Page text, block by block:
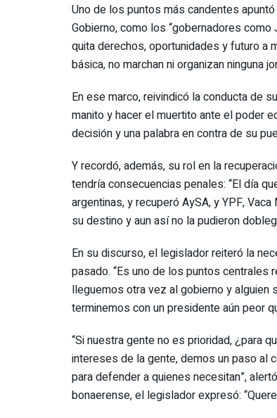
Uno de los puntos más candentes
Gobierno, como los “gobernadores
quita derechos, oportunidades y futuro a
básica, no marchan ni organizan ninguna
En ese marco, reivindicó la conducta de
manito y hacer el muertito ante el poder
decisión y una palabra en contra de su
Y recordó, además, su rol en la
tendría consecuencias penales: “El día
argentinas, y recuperó AySA, y YPF,
su destino y aun así no la pudieron
En su discurso, el legislador reiteró la
pasado. “Es uno de los puntos centrales
lleguemos otra vez al gobierno y
terminemos con un presidente aún peor
“Si nuestra gente no es prioridad, ¿para
intereses de la gente, demos un paso al
para defender a quienes necesitan”,
bonaerense, el legislador expresó: